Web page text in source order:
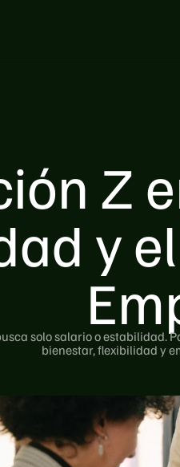
Z
y
solo salario o estabilidad.
bienestar, flexibilidad y